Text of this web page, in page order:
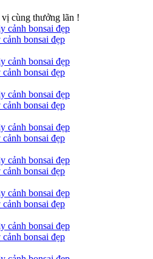
vị cùng thưởng lãn !
cảnh bonsai đẹp
cảnh bonsai đẹp
cảnh bonsai đẹp
cảnh bonsai đẹp
cảnh bonsai đẹp
cảnh bonsai đẹp
cảnh bonsai đẹp